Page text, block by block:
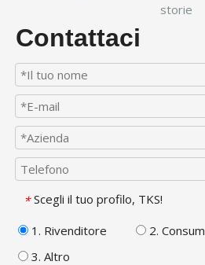
storie
Contattaci
* Scegli il tuo profilo, TKS!
1. Rivenditore
2.
3. Altro